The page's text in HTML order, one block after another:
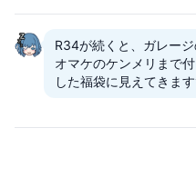
R34が続くと、ガレー
オマケのケンメリまで
した福袋に見えてきます